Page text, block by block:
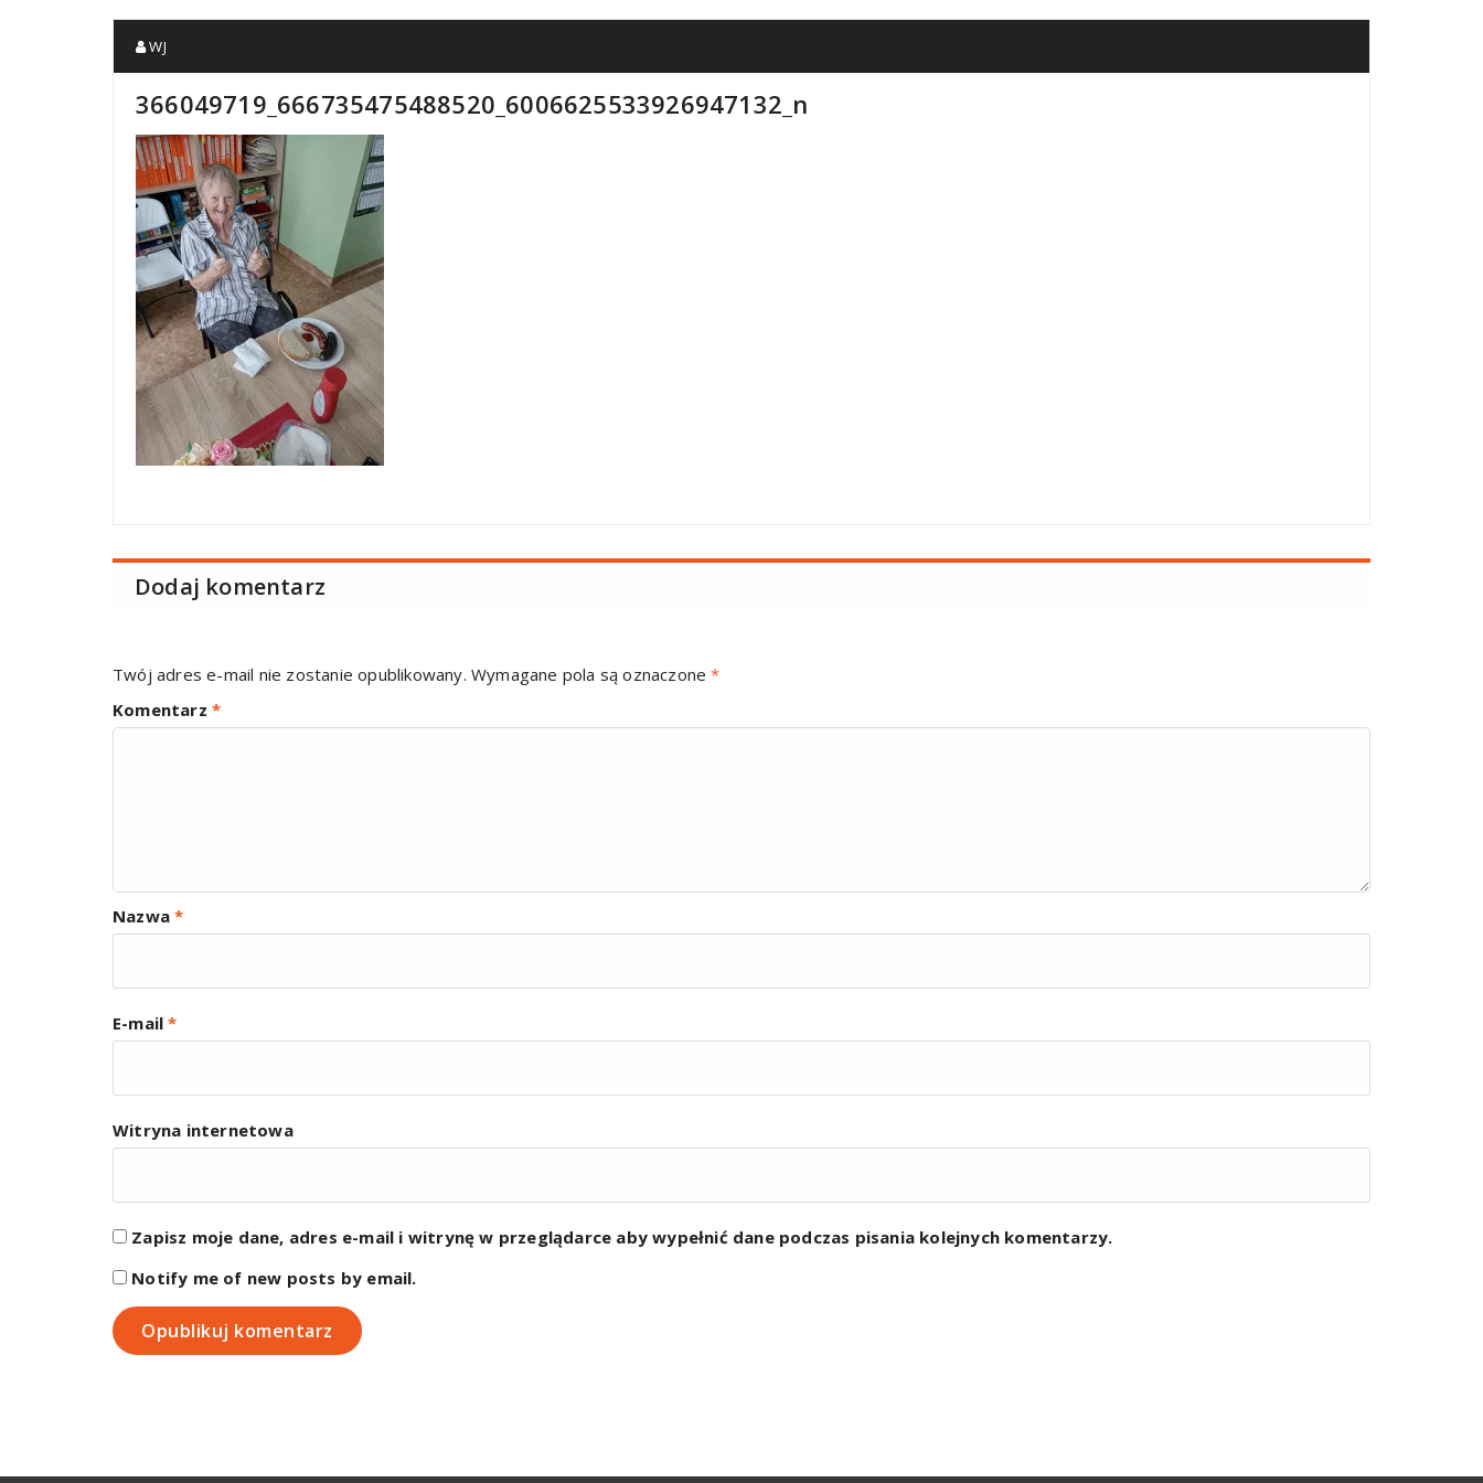
WJ
366049719_666735475488520_6006625533926947132_n
Dodaj komentarz
Twój adres e-mail nie zostanie opublikowany. Wymagane pola są oznaczone*
Komentarz *
Nazwa*
E-mail*
Witryna internetowa
Zapisz moje dane, adres e-mail i witrynę w przeglądarce aby wypełnić dane podczas pisania kolejnych komentarzy.
Notify me of new posts by email.